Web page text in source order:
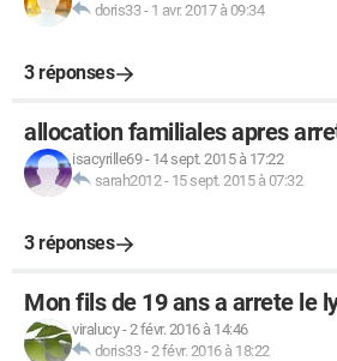
doris33- 1 avr. 2017 à 09:34
3 réponses
allocation familiales apres
isacyrille69- 14 sept. 2015 à 17:22
sarah2012- 15 sept. 2015 à 07:32
3 réponses
Mon fils de 19 ans a arrete le
viralucy-2 févr. 2016 à 14:46
doris33-2 févr. 2016 à 18:22